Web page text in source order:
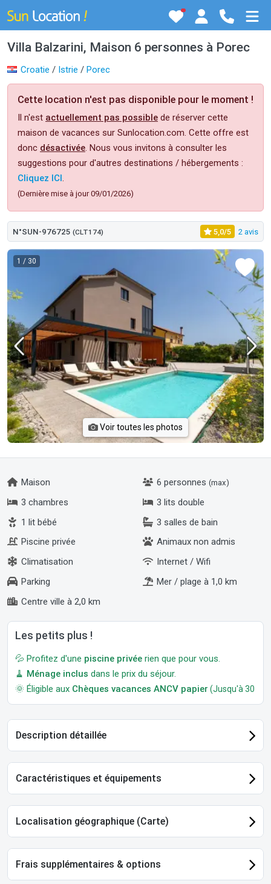
Villa Balzarini, Maison 6 personnes à Porec
Croatie / Istrie / Porec
Cette location n'est pas disponible pour le moment !
Il n'est actuellement pas possible de réserver cette
maison de vacances sur Sunlocation.com. Cette offre est
donc désactivée. Nous vous invitons à consulter les
suggestions pour d'autres destinations / hébergements :
Cliquez ICI.
(Dernière mise à jour 09/01/2026)
N°SUN-976725 (CLT174) 5,0/5 2 avis
1 / 30
Voir toutes les photos
Maison 6 personnes (max)
3 chambres
3 lits double
1 lit bébé
3 salles de bain
Piscine privée
Animaux non admis
Climatisation
Internet / Wifi
Parking
Mer / plage à 1,0 km
Centre ville à 2,0 km
Les petits plus !
💦 Profitez d'une piscine privée rien que pour vous.
🧹 Ménage inclus dans le prix du séjour.
🌞 Éligible aux Chèques vacances ANCV papier (Jusqu'à 30
Description détaillée
Caractéristiques et équipements
Localisation géographique (Carte)
Frais supplémentaires & options